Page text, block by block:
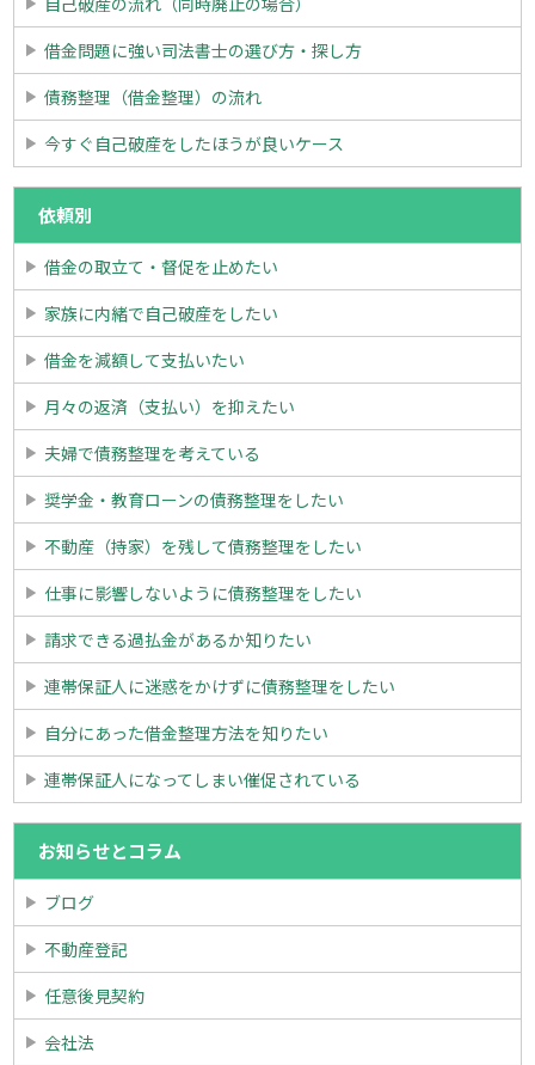
借金問題に強い司法書士の選び方・探し方
債務整理（借金整理）の流れ
今すぐ自己破産をしたほうが良いケース
依頼別
借金の取立て・督促を止めたい
家族に内緒で自己破産をしたい
借金を減額して支払いたい
月々の返済（支払い）を抑えたい
夫婦で債務整理を考えている
奨学金・教育ローンの債務整理をしたい
不動産（持家）を残して債務整理をしたい
仕事に影響しないように債務整理をしたい
請求できる過払金があるか知りたい
連帯保証人に迷惑をかけずに債務整理をしたい
自分にあった借金整理方法を知りたい
連帯保証人になってしまい催促されている
お知らせとコラム
ブログ
不動産登記
任意後見契約
会社法